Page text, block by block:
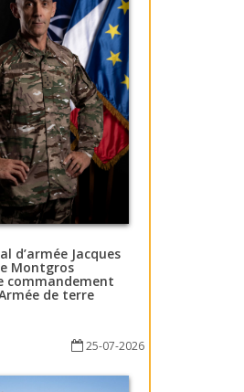
d’armée Jacques
Montgros
commandement
de terre
25-07-2026